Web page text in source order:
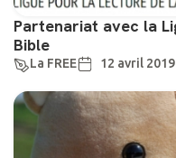
Partenariat avec la
Bible
La FREE 12 avril 2019